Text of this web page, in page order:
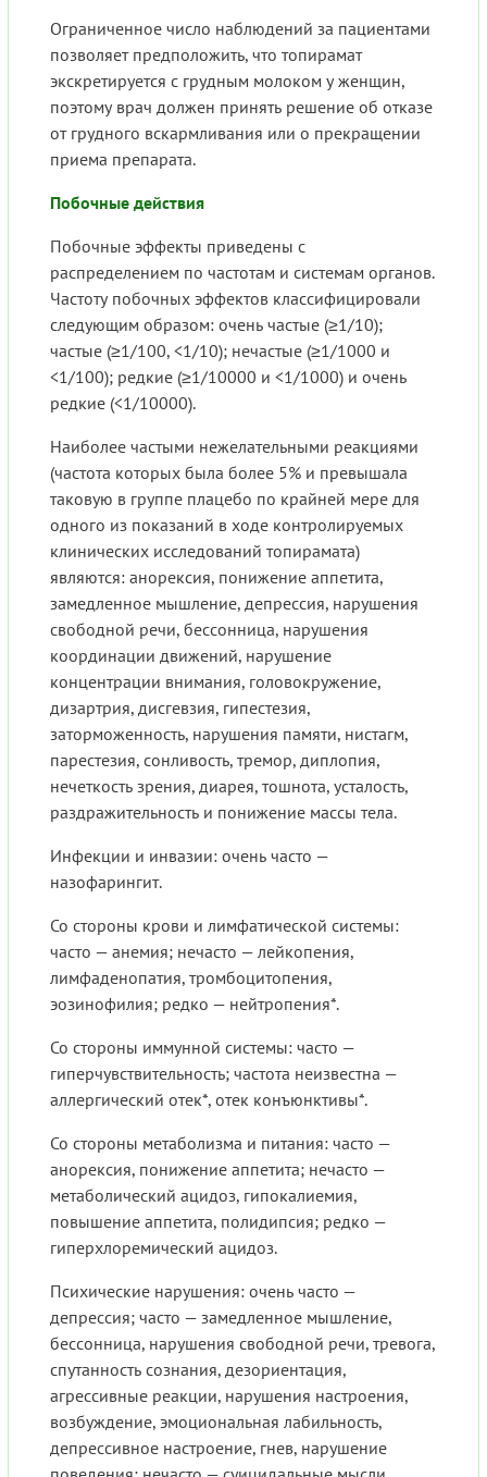
Ограниченное число наблюдений за пациентами
позволяет предположить, что топирамат
экскретируется с грудным молоком у женщин,
поэтому врач должен принять решение об отказе
от грудного вскармливания или о прекращении
приема препарата.
Побочные действия
Побочные эффекты приведены с
распределением по частотам и системам органов.
Частоту побочных эффектов классифицировали
следующим образом: очень частые (≥1/10);
частые (≥1/100, <1/10); нечастые (≥1/1000 и
<1/100); редкие (≥1/10000 и <1/1000) и очень
редкие (<1/10000).
Наиболее частыми нежелательными реакциями
(частота которых была более 5% и превышала
таковую в группе плацебо по крайней мере для
одного из показаний в ходе контролируемых
клинических исследований топирамата)
являются: анорексия, понижение аппетита,
замедленное мышление, депрессия, нарушения
свободной речи, бессонница, нарушения
координации движений, нарушение
концентрации внимания, головокружение,
дизартрия, дисгевзия, гипестезия,
заторможенность, нарушения памяти, нистагм,
парестезия, сонливость, тремор, диплопия,
нечеткость зрения, диарея, тошнота, усталость,
раздражительность и понижение массы тела.
Инфекции и инвазии: очень часто —
назофарингит.
Со стороны крови и лимфатической системы:
часто — анемия; нечасто — лейкопения,
лимфаденопатия, тромбоцитопения,
эозинофилия; редко — нейтропения*.
Со стороны иммунной системы: часто —
гиперчувствительность; частота неизвестна —
аллергический отек*, отек конъюнктивы*.
Со стороны метаболизма и питания: часто —
анорексия, понижение аппетита; нечасто —
метаболический ацидоз, гипокалиемия,
повышение аппетита, полидипсия; редко —
гиперхлоремический ацидоз.
Психические нарушения: очень часто —
депрессия; часто — замедленное мышление,
бессонница, нарушения свободной речи, тревога,
спутанность сознания, дезориентация,
агрессивные реакции, нарушения настроения,
возбуждение, эмоциональная лабильность,
депрессивное настроение, гнев, нарушение